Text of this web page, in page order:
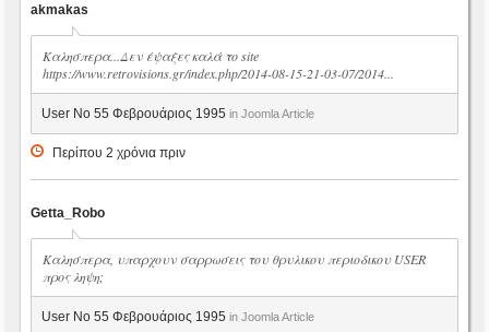
akmakas
Καλησπερα...Δεν έψαξες καλά το site
https://www.retrovisions.gr/index.php/2014-08-15-21-03-07/2014...
User No 55 Φεβρουάριος 1995 in Joomla Article
Περίπου 2 χρόνια πριν
Getta_Robo
Καλησπερα, υπαρχουν σαρρωσεις του θρυλικου περιοδικου USER
προς ληψη;
User No 55 Φεβρουάριος 1995 in Joomla Article